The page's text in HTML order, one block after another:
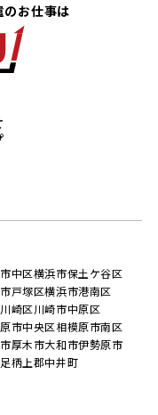
お仕事は
中区横浜市保土ケ谷区
戸塚区横浜市港南区
崎区川崎市中原区
市中央区相模原市南区
厚木市大和市伊勢原市
足柄上郡中井町